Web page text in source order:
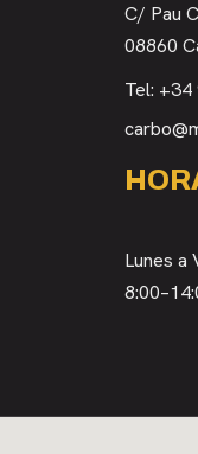
C/ Pau
08860
Tel: +34
Lunes a